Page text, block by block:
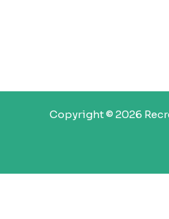
Copyright © 2026